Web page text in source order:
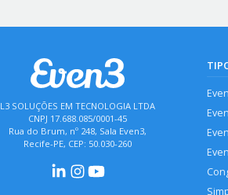
L3 SOLUÇÕES EM TECNOLOGIA LTDA
CNPJ 17.688.085/0001-45
Rua do Brum, nº 248, Sala Even3,
Recife-PE, CEP: 50.030-260